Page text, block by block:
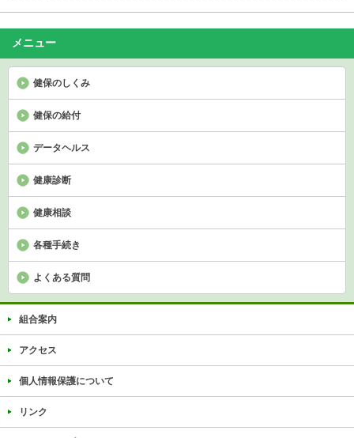
メニュー
健保のしくみ
健保の給付
データヘルス
健康診断
健康相談
各種手続き
よくある質問
組合案内
アクセス
個人情報保護について
リンク